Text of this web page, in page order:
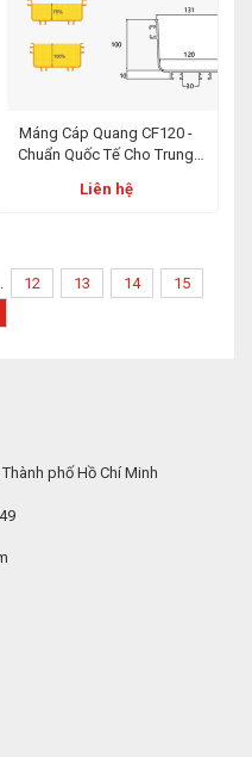
Máng Cáp Quang CF120 -
Chuẩn Quốc Tế Cho Trung
Liên hệ
12 13 14
15
phố Hồ Chí Minh